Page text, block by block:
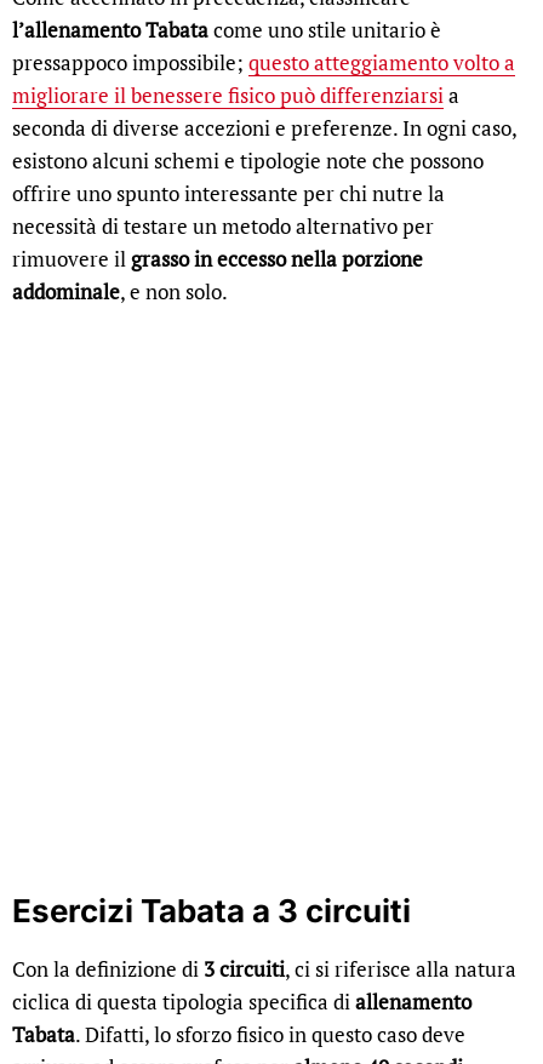
l’allenamento Tabatacome uno stile unitario è
pressappoco impossibile; questo atteggiamento volto a
migliorare il benessere fisico può differenziarsia
seconda di diverse accezioni e preferenze. In ogni caso,
esistono alcuni schemi e tipologie note che possono
offrire uno spunto interessante per chi nutre la
necessità di testare un metodo alternativo per
rimuovere ilgrasso in eccesso nella porzione
addominale, e non solo.
Esercizi Tabata a 3 circuiti
Con la definizione di 3 circuiti, ci si riferisce alla natura
ciclica di questa tipologia specifica diallenamento
Tabata. Difatti, lo sforzo fisico in questo caso deve